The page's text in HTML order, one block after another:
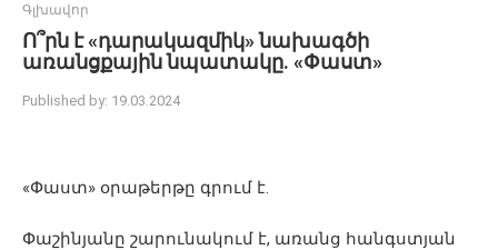
Գլխավոր
Ո՞րն է «դարակազմիկ» նախագծի
առանցքային նպատակը. «Փաստ»
Published by: 19.03.2024
«Փաստ» օրաթերթը գրում է.
Փաշինյանը շարունակում է, առանց հանգստյան